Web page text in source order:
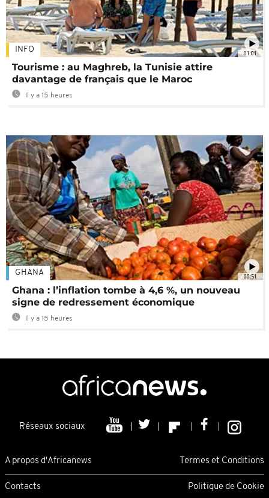
01:01
INFO
Tourisme : au Maghreb, la Tunisie attire
davantage de français que le Maroc
Il y a 15 heures
00:51
GHANA
Ghana : l’inflation tombe à 4,6 %, un nouveau
signe de redressement économique
Il y a 15 heures
Réseaux sociaux
A propos d'Africanews Termes et Conditions
Contacts Politique de Cookie